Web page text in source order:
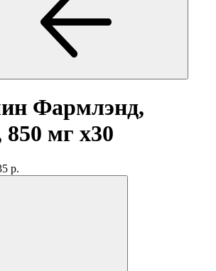
Фармлэнд,
850 мг x30
р.